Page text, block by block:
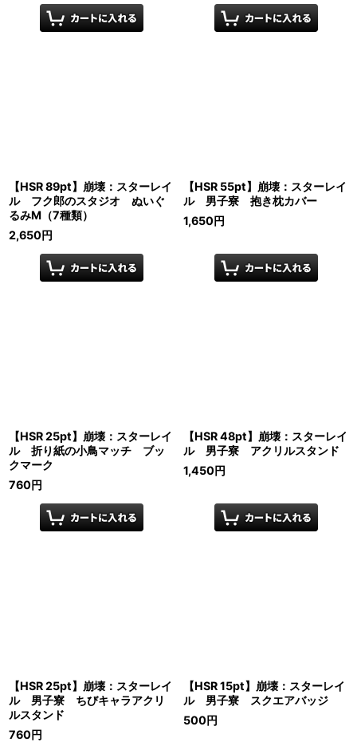
【HSR 89pt】崩壊：スターレイ
ル フク郎のスタジオ ぬいぐ
るみM（7種類）
2,650円
【HSR 55pt】崩壊：スターレイ
ル 男子寮 抱き枕カバー
1,650円
【HSR 25pt】崩壊：スターレイ
ル 折り紙の小鳥マッチ ブッ
クマーク
760円
【HSR 48pt】崩壊：スターレイ
ル 男子寮 アクリルスタンド
1,450円
【HSR 25pt】崩壊：スターレイ
ル 男子寮 ちびキャラアクリ
ルスタンド
760円
【HSR 15pt】崩壊：スターレイ
ル 男子寮 スクエアバッジ
500円